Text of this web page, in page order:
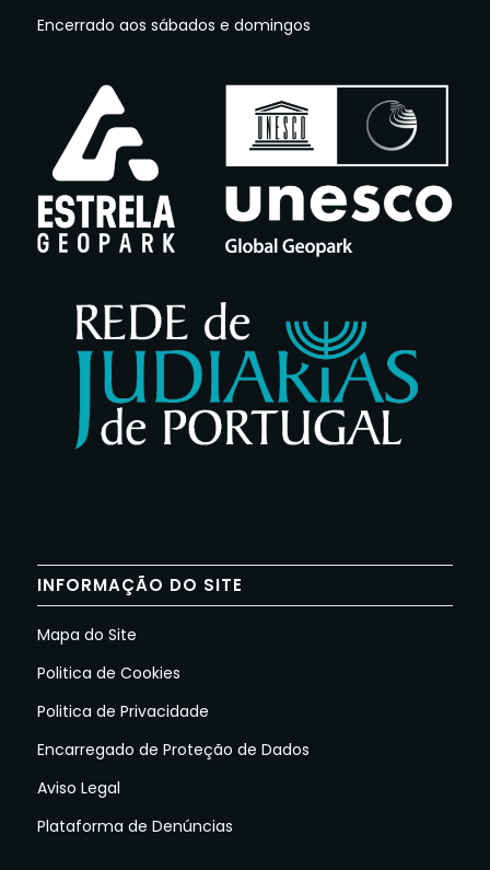
Encerrado aos sábados e domingos
INFORMAÇÃO DO SITE
Mapa do Site
Politica de Cookies
Politica de Privacidade
Encarregado de Proteção de Dados
Aviso Legal
Plataforma de Denúncias